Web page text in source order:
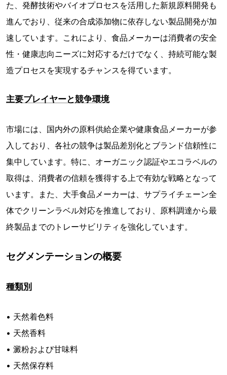
た、発酵技術やバイオプロセスを活用した新規原料開発も
進んでおり、従来の合成添加物に依存しない製品開発が加
速しています。これにより、食品メーカーは消費者の安全
性・健康志向ニーズに対応するだけでなく、持続可能な製
造プロセスを実現するチャンスを得ています。
主要プレイヤーと競争環境
市場には、国内外の原料供給企業や健康食品メーカーが参
入しており、各社の競争は製品差別化とブランド信頼性に
集中しています。特に、オーガニック認証やエコラベルの
取得は、消費者の信頼を獲得する上で有効な戦略となって
います。また、大手食品メーカーは、サプライチェーン全
体でクリーンラベル対応を推進しており、原料調達から最
終製品までのトレーサビリティを強化しています。
セグメンテーションの概要
種類別
• 天然着色料
• 天然香料
• 澱粉および甘味料
• 天然保存料